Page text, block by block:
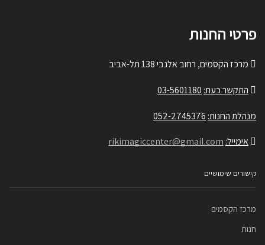
פרטי החנות
מרכז הקסמים, רחוב אלנבי 138 תל-אביב
התקשר כעת: 03-5601180
מנהלת החנות: 052-2745376
אימייל: rikimagiccenter@gmail.com
קישורים שימושיים
מרכז הקסמים
חנות